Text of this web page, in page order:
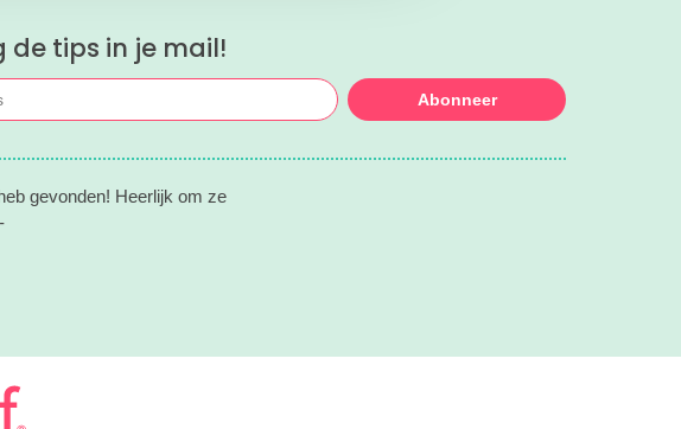
de tips in je mail!
Abonneer
gevonden! Heerlijk om ze